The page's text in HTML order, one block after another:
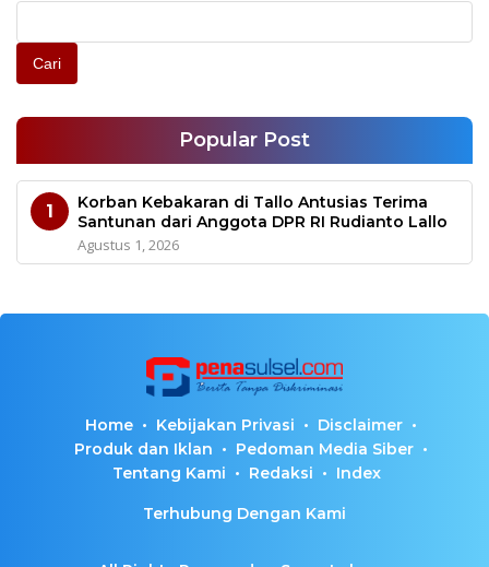
Cari
Popular Post
1
Korban Kebakaran di Tallo Antusias Terima
Santunan dari Anggota DPR RI Rudianto Lallo
Agustus 1, 2026
Home Kebijakan Privasi
Disclaimer
Produk dan Iklan
Pedoman Media Siber
Tentang Kami
Redaksi Index
Terhubung Dengan Kami